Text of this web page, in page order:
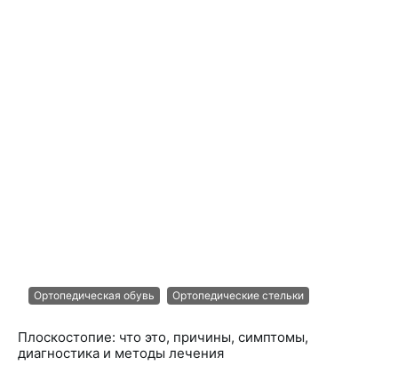
Ортопедическая обувь Ортопедические стельки
Плоскостопие: что это, причины, симптомы,
диагностика и методы лечения